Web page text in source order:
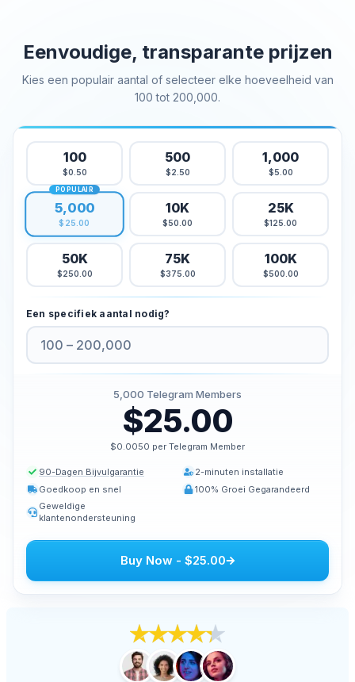
Telegram leden kopen
Telegrammen kopen
Tiktok volgers kopen
Kopen Tiktok houdt
Tiktok live beelden kopen
Tiktok uitzicht kopen
Twitter Diensten
Twitter volgers kopen
Twitter X Impressies kopen
Kopen Twitter likes
Twitter-views kopen
Twitter X Video bekeken kopen
Youtube Diensten
Kopen Youtube commentaar houdt
Youtube kopen houdt
Youtube abonnees kopen
Youtube weergaven kopen
Youtube kijkuren kopen
LinkedIn volgers kopen
Tiktok live beelden kopen
Eenvoudige, transparante prijzen
Kies een populair aantal of selecteer elke hoeveelheid van
100 tot 200,000.
100
$0.50
500
$2.50
1,000
$5.00
POPULAIR
5,000
$25.00
10K
$50.00
25K
$125.00
50K
$250.00
75K
$375.00
100K
$500.00
Een specifiek aantal nodig?
5,000 Telegram Members
$25.00
$0.0050 per Telegram Member
90-Dagen Bijvulgarantie
2-minuten installatie
Goedkoop en snel
100% Groei Gegarandeerd
Geweldige
klantenondersteuning
Buy Now- $25.00